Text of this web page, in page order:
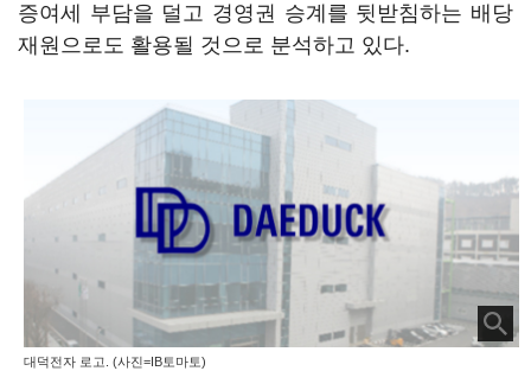
증여세 부담을 덜고 경영권 승계를 뒷받침하는 배당
재원으로도 활용될 것으로 분석하고 있다.
대덕전자 로고. (사진=IB토마토)